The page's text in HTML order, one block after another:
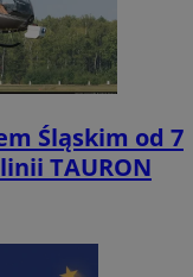
Śląskim od 7
TAURON